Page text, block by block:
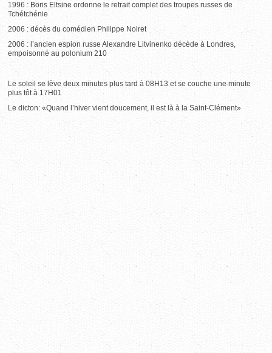
1996 : Boris Eltsine ordonne le retrait complet des troupes russes de
Tchétchénie
2006 : décès du comédien Philippe Noiret
2006 : l’ancien espion russe Alexandre Litvinenko décède à Londres,
empoisonné au polonium 210
Le soleil se lève deux minutes plus tard à 08H13 et se couche une minute
plus tôt à 17H01
Le dicton: «Quand l’hiver vient doucement, il est là à la Saint-Clément»